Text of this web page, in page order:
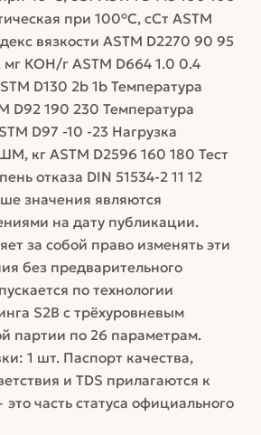
при 100°С, сСт ASTM
вязкости ASTM D2270 90 95
мг КОН/г ASTM D664 1.0 0.4
D130 2b 1b Температура
D92 190 230 Температура
D97 -10 -23 Нагрузка
кг ASTM D2596 160 180 Тест
отказа DIN 51534-2 11 12
значения являются
на дату публикации.
за собой право изменять эти
без предварительного
по технологии
S2B с трёхуровневым
партии по 26 параметрам.
1 шт. Паспорт качества,
и TDS прилагаются к
часть статуса официального